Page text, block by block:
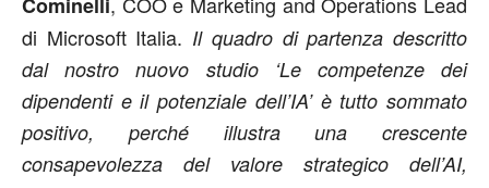
di Microsoft Italia. Il quadro di partenza descritto
dal nostro nuovo studio ‘Le competenze dei
dipendenti e il potenziale dell’IA’ è tutto sommato
positivo, perché illustra una crescente
consapevolezza del valore strategico dell’AI,